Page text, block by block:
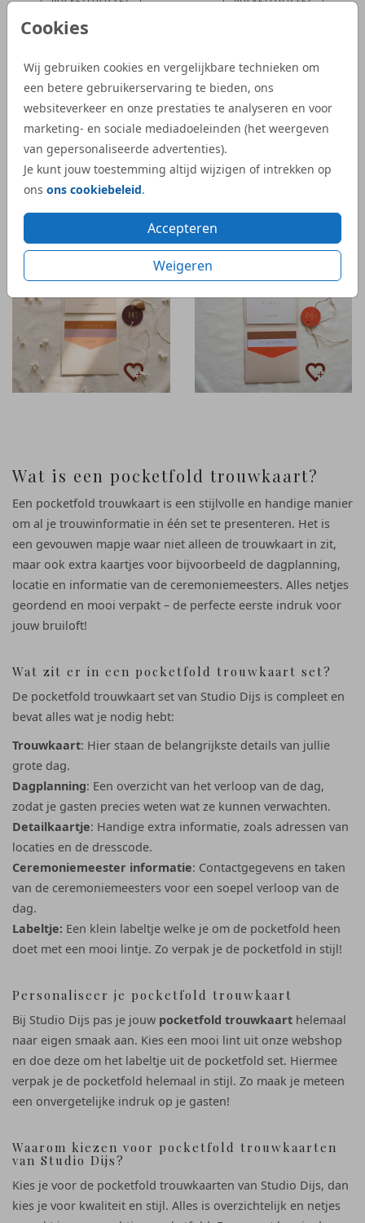
Cookies
Wij gebruiken cookies en vergelijkbare technieken om
een betere gebruikerservaring te bieden, ons
websiteverkeer en onze prestaties te analyseren en voor
marketing- en sociale mediadoeleinden (het weergeven
van gepersonaliseerde advertenties).
Je kunt jouw toestemming altijd wijzigen of intrekken op
ons ons cookiebeleid.
Accepteren
Weigeren
Wat is een pocketfold trouwkaart?
Een pocketfold trouwkaart is een stijlvolle en handige manier
om al je trouwinformatie in één set te presenteren. Het is
een gevouwen mapje waar niet alleen de trouwkaart in zit,
maar ook extra kaartjes voor bijvoorbeeld de dagplanning,
locatie en informatie van de ceremoniemeesters. Alles netjes
geordend en mooi verpakt – de perfecte eerste indruk voor
jouw bruiloft!
Wat zit er in een pocketfold trouwkaart set?
De pocketfold trouwkaart set van Studio Dijs is compleet en
bevat alles wat je nodig hebt:
Trouwkaart: Hier staan de belangrijkste details van jullie
grote dag.
Dagplanning: Een overzicht van het verloop van de dag,
zodat je gasten precies weten wat ze kunnen verwachten.
Detailkaartje: Handige extra informatie, zoals adressen van
locaties en de dresscode.
Ceremoniemeester informatie: Contactgegevens en taken
van de ceremoniemeesters voor een soepel verloop van de
dag.
Labeltje: Een klein labeltje welke je om de pocketfold heen
doet met een mooi lintje. Zo verpak je de pocketfold in stijl!
Personaliseer je pocketfold trouwkaart
Bij Studio Dijs pas je jouw pocketfold trouwkaart helemaal
naar eigen smaak aan. Kies een mooi lint uit onze webshop
en doe deze om het labeltje uit de pocketfold set. Hiermee
verpak je de pocketfold helemaal in stijl. Zo maak je meteen
een onvergetelijke indruk op je gasten!
Waarom kiezen voor pocketfold trouwkaarten
van Studio Dijs?
Kies je voor de pocketfold trouwkaarten van Studio Dijs, dan
kies je voor kwaliteit en stijl. Alles is overzichtelijk en netjes